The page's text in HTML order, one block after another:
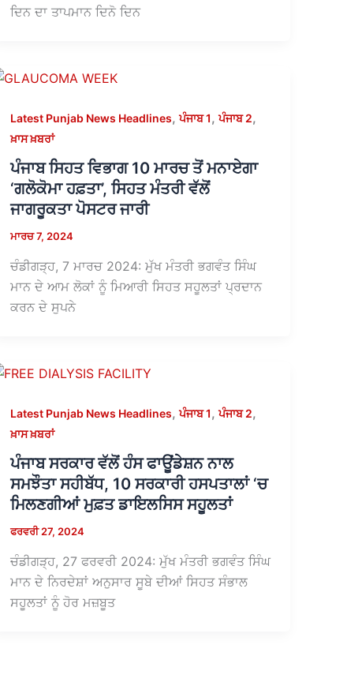
ਦਿਨ ਦਾ ਤਾਪਮਾਨ ਦਿਨੋ ਦਿਨ
Latest Punjab News Headlines,ਪੰਜਾਬ 1,ਪੰਜਾਬ 2,
ਖ਼ਾਸ ਖ਼ਬਰਾਂ
ਪੰਜਾਬ ਸਿਹਤ ਵਿਭਾਗ 10 ਮਾਰਚ ਤੋਂ ਮਨਾਏਗਾ
‘ਗਲੋਕੋਮਾ ਹਫ਼ਤਾ’, ਸਿਹਤ ਮੰਤਰੀ ਵੱਲੋਂ
ਜਾਗਰੂਕਤਾ ਪੋਸਟਰ ਜਾਰੀ
ਮਾਰਚ 7, 2024
ਚੰਡੀਗੜ੍ਹ, 7 ਮਾਰਚ 2024: ਮੁੱਖ ਮੰਤਰੀ ਭਗਵੰਤ ਸਿੰਘ
ਮਾਨ ਦੇ ਆਮ ਲੋਕਾਂ ਨੂੰ ਮਿਆਰੀ ਸਿਹਤ ਸਹੂਲਤਾਂ ਪ੍ਰਦਾਨ
ਕਰਨ ਦੇ ਸੁਪਨੇ
Latest Punjab News Headlines,ਪੰਜਾਬ 1,ਪੰਜਾਬ 2,
ਖ਼ਾਸ ਖ਼ਬਰਾਂ
ਪੰਜਾਬ ਸਰਕਾਰ ਵੱਲੋਂ ਹੰਸ ਫਾਊਂਡੇਸ਼ਨ ਨਾਲ
ਸਮਝੌਤਾ ਸਹੀਬੱਧ, 10 ਸਰਕਾਰੀ ਹਸਪਤਾਲਾਂ ‘ਚ
ਮਿਲਣਗੀਆਂ ਮੁਫ਼ਤ ਡਾਇਲਸਿਸ ਸਹੂਲਤਾਂ
ਫਰਵਰੀ 27, 2024
ਚੰਡੀਗੜ੍ਹ, 27 ਫਰਵਰੀ 2024: ਮੁੱਖ ਮੰਤਰੀ ਭਗਵੰਤ ਸਿੰਘ
ਮਾਨ ਦੇ ਨਿਰਦੇਸ਼ਾਂ ਅਨੁਸਾਰ ਸੂਬੇ ਦੀਆਂ ਸਿਹਤ ਸੰਭਾਲ
ਸਹੂਲਤਾਂ ਨੂੰ ਹੋਰ ਮਜ਼ਬੂਤ